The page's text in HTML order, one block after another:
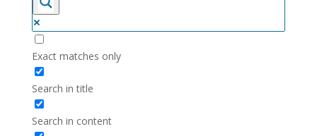
Exact matches only
Search in title
Search in content